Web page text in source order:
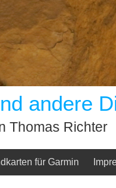
andere
Thomas Richter
für Garmin